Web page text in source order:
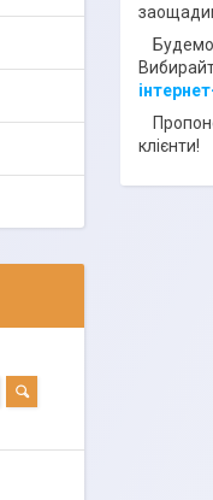
Будемо
клієнти!